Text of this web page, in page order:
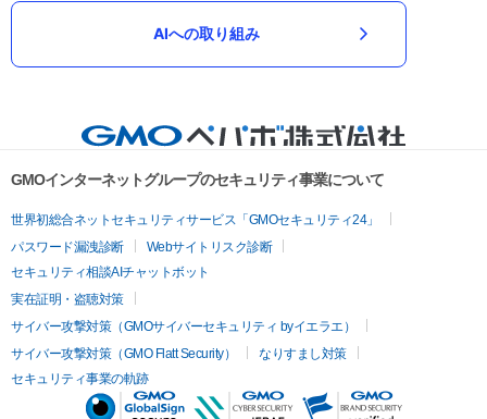
AIへの取り組み
GMOインターネットグループのセキュリティ事業について
世界初総合ネットセキュリティサービス「GMOセキュリティ24」
パスワード漏洩診断
Webサイトリスク診断
セキュリティ相談AIチャットボット
実在証明・盗聴対策
サイバー攻撃対策（GMOサイバーセキュリティ byイエラエ）
サイバー攻撃対策（GMO Flatt Security）
なりすまし対策
セキュリティ事業の軌跡